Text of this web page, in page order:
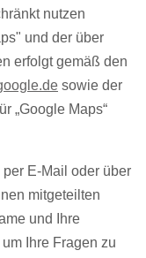
nutzen
und der über
erfolgt gemäß den
sowie der
„Google Maps“
E-Mail oder über
mitgeteilten
und Ihre
Ihre Fragen zu